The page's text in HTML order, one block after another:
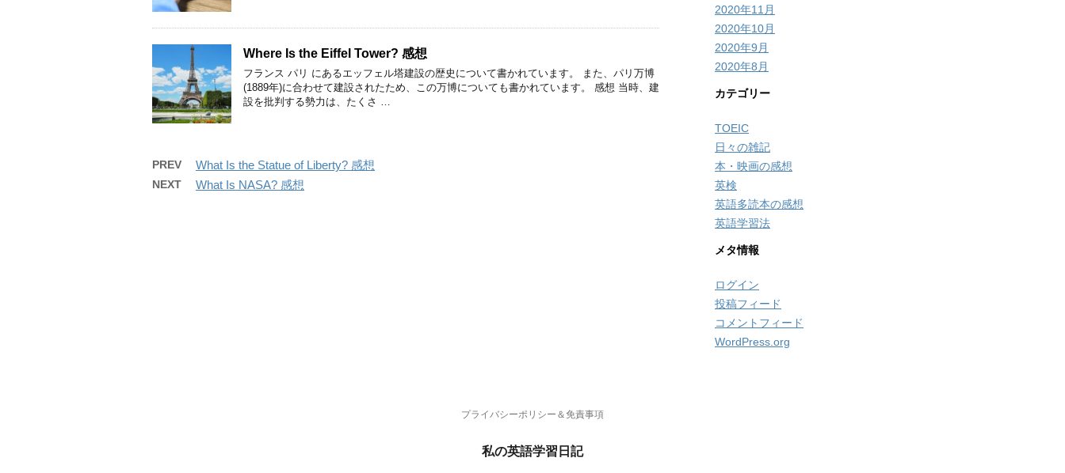
Where Is the Eiffel Tower? 感想
フランス パリ にあるエッフェル塔建設の歴史について書かれています。 また、パリ万博
(1889年)に合わせて建設されたため、この万博についても書かれています。 感想 当時、建
設を批判する勢力は、たくさ …
PREV What Is the Statue of Liberty? 感想
NEXT What Is NASA? 感想
2020年11月
2020年10月
2020年9月
2020年8月
カテゴリー
TOEIC
日々の雑記
本・映画の感想
英検
英語多読本の感想
英語学習法
メタ情報
ログイン
投稿フィード
コメントフィード
WordPress.org
プライバシーポリシー＆免責事項
私の英語学習日記